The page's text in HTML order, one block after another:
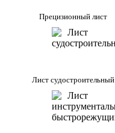
Прецизионный лист
Лист судостроительный